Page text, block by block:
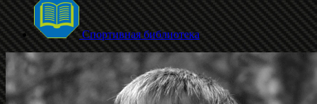
Спортивная библиотека